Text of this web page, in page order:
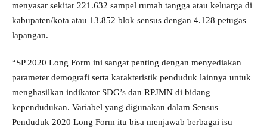
menyasar sekitar 221.632 sampel rumah tangga atau keluarga di
kabupaten/kota atau 13.852 blok sensus dengan 4.128 petugas
lapangan.
“SP 2020 Long Form ini sangat penting dengan menyediakan
parameter demografi serta karakteristik penduduk lainnya untuk
menghasilkan indikator SDG’s dan RPJMN di bidang
kependudukan. Variabel yang digunakan dalam Sensus
Penduduk 2020 Long Form itu bisa menjawab berbagai isu